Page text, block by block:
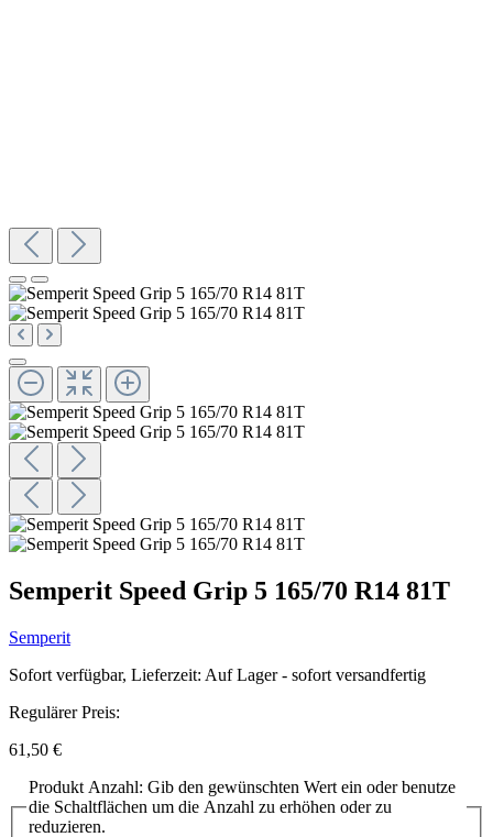
Semperit Speed Grip 5 165/70 R14 81T
Semperit
Sofort verfügbar, Lieferzeit: Auf Lager - sofort versandfertig
Regulärer Preis:
61,50 €
Produkt Anzahl: Gib den gewünschten Wert ein oder benutze
die Schaltflächen um die Anzahl zu erhöhen oder zu
reduzieren.